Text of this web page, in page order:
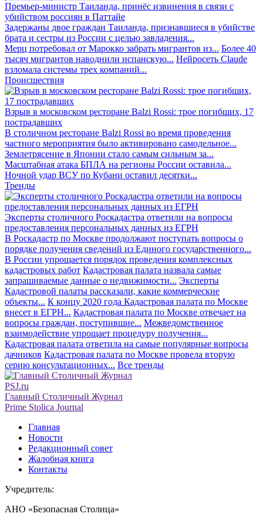
Премьер-министр Таиланда, принёс извинения в связи с
убийством россиян в Паттайе
Задержаны двое граждан Таиланда, признавшиеся в убийстве
брата и сестры из России с целью завладения...
Мерц потребовал от Марокко забрать мигрантов из... Более 40
тысяч мигрантов наводнили испанскую... Нейросеть Claude
взломала системы трех компаний...
Происшествия
Взрыв в московском ресторане Balzi Rossi: трое погибших, 17
пострадавших
В столичном ресторане Balzi Rossi во время проведения
частного мероприятия было активировано самодельное...
Землетрясение в Японии стало самым сильным за...
Масштабная атака БПЛА на регионы России оставила...
Ночной удар ВСУ по Кубани оставил десятки...
Тренды
Эксперты столичного Роскадастра ответили на вопросы
предоставления персональных данных из ЕГРН
В Роскадастр по Москве продолжают поступать вопросы о
порядке получения сведений из Единого государственного...
В России упрощается порядок проведения комплексных
кадастровых работ Кадастровая палата назвала самые
запрашиваемые данные о недвижимости... Эксперты
Кадастровой палаты рассказали, какие коммерческие
объекты... К концу 2020 года Кадастровая палата по Москве
внесет в ЕГРН... Кадастровая палата по Москве отвечает на
вопросы граждан, поступившие... Межведомственное
взаимодействие упрощает процедуру получения...
Кадастровая палата ответила на самые популярные вопросы
дачников Кадастровая палата по Москве провела вторую
серию консультационных... Все тренды
PSJ.ru
Главный Столичный Журнал
Prime Stolica Journal
Главная
Новости
Редакционный совет
Жалобная книга
Контакты
Учредитель:
АНО «Безопасная Столица»